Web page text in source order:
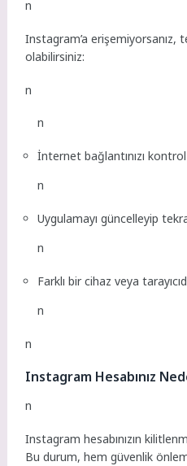
n
Instagram’a erişemiyorsanız,
olabilirsiniz:
n
n
İnternet bağlantınızı
n
Uygulamayı güncelleyip
n
Farklı bir cihaz veya
n
n
Instagram Hesabınız
n
Instagram hesabınızın
Bu durum, hem güvenlik